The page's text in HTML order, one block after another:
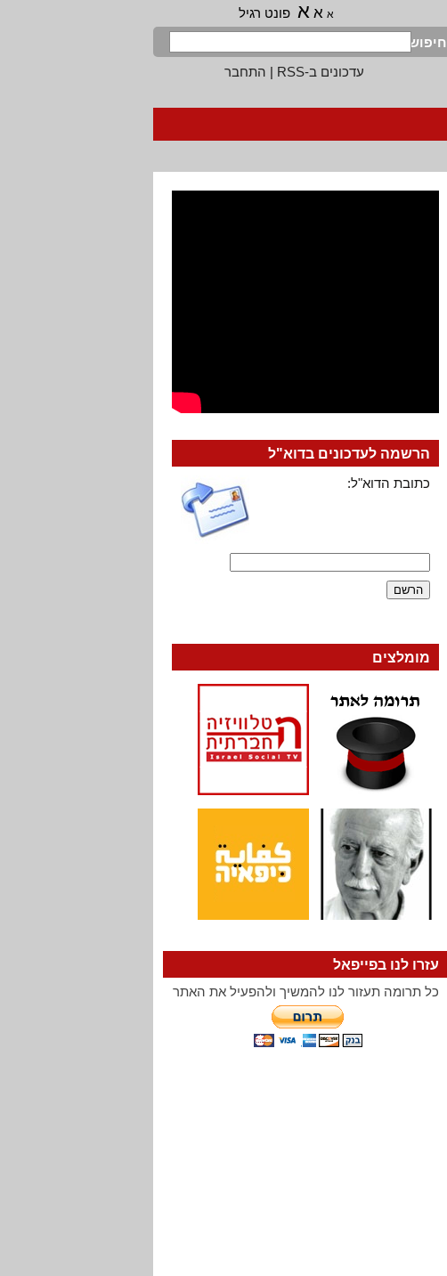
א א א פונט רגיל
חיפוש
עדכונים ב-RSS
| התחבר
הרשמה לעדכונים בדוא"ל
כתובת הדוא"ל:
מומלצים
עזרו לנו בפייפאל
כל תרומה תעזור לנו להמשיך ולהפעיל את האתר